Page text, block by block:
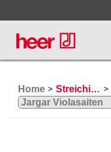
Home > Streichinstrumente >